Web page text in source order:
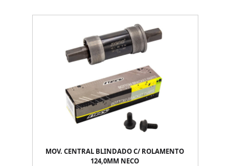
MOV. CENTRAL BLINDADO C/ ROLAMENTO
124,0MM NECO